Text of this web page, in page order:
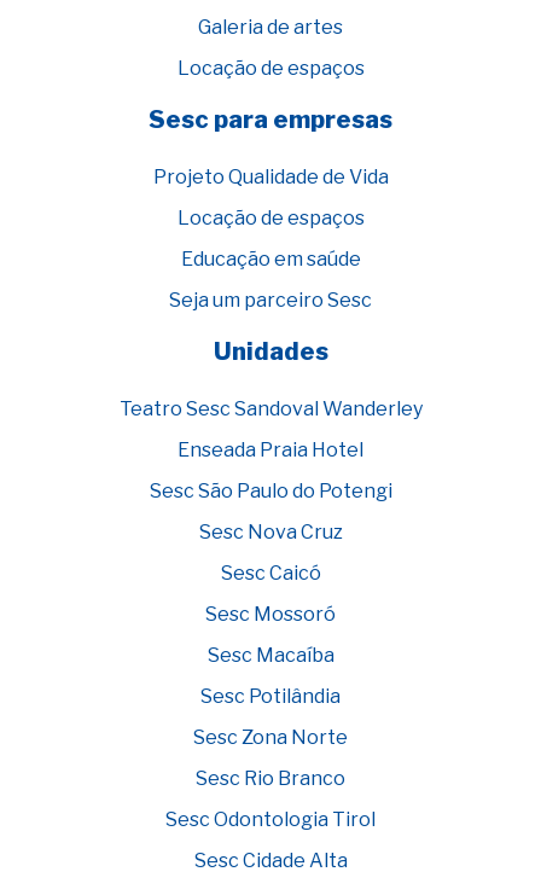
Galeria de artes
Locação de espaços
Sesc para empresas
Projeto Qualidade de Vida
Locação de espaços
Educação em saúde
Seja um parceiro Sesc
Unidades
Teatro Sesc Sandoval Wanderley
Enseada Praia Hotel
Sesc São Paulo do Potengi
Sesc Nova Cruz
Sesc Caicó
Sesc Mossoró
Sesc Macaíba
Sesc Potilândia
Sesc Zona Norte
Sesc Rio Branco
Sesc Odontologia Tirol
Sesc Cidade Alta